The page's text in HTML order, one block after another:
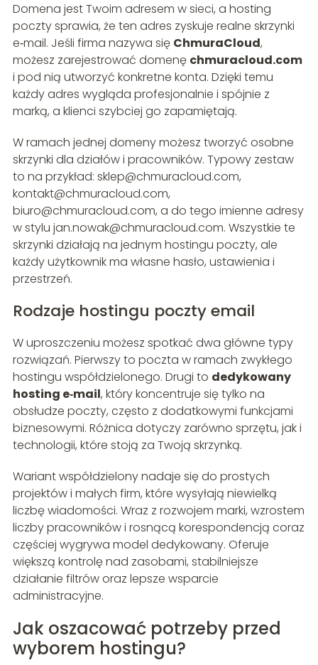
Domena jest Twoim adresem w sieci, a hosting
poczty sprawia, że ten adres zyskuje realne skrzynki
e‑mail. Jeśli firma nazywa się ChmuraCloud,
możesz zarejestrować domenę chmuracloud.com
i pod nią utworzyć konkretne konta. Dzięki temu
każdy adres wygląda profesjonalnie i spójnie z
marką, a klienci szybciej go zapamiętają.
W ramach jednej domeny możesz tworzyć osobne
skrzynki dla działów i pracowników. Typowy zestaw
to na przykład: sklep@chmuracloud.com,
kontakt@chmuracloud.com,
biuro@chmuracloud.com, a do tego imienne adresy
w stylu jan.nowak@chmuracloud.com. Wszystkie te
skrzynki działają na jednym hostingu poczty, ale
każdy użytkownik ma własne hasło, ustawienia i
przestrzeń.
Rodzaje hostingu poczty email
W uproszczeniu możesz spotkać dwa główne typy
rozwiązań. Pierwszy to poczta w ramach zwykłego
hostingu współdzielonego. Drugi to dedykowany
hosting e‑mail, który koncentruje się tylko na
obsłudze poczty, często z dodatkowymi funkcjami
biznesowymi. Różnica dotyczy zarówno sprzętu, jak i
technologii, które stoją za Twoją skrzynką.
Wariant współdzielony nadaje się do prostych
projektów i małych firm, które wysyłają niewielką
liczbę wiadomości. Wraz z rozwojem marki, wzrostem
liczby pracowników i rosnącą korespondencją coraz
częściej wygrywa model dedykowany. Oferuje
większą kontrolę nad zasobami, stabilniejsze
działanie filtrów oraz lepsze wsparcie
administracyjne.
Jak oszacować potrzeby przed
wyborem hostingu?